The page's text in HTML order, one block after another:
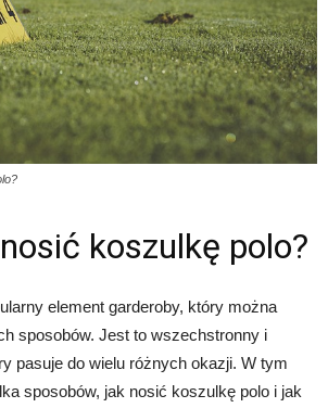
koszulkę polo?
element garderoby, który można
sposobów. Jest to wszechstronny i
pasuje do wielu różnych okazji. W tym
sposobów, jak nosić koszulkę polo i jak